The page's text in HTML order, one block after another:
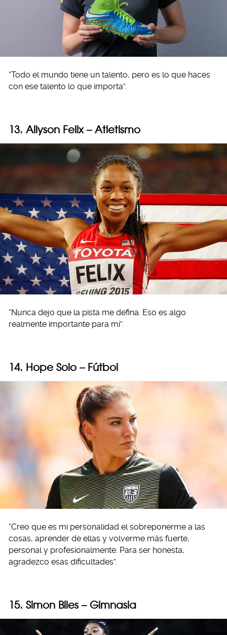
“Todo el mundo tiene un talento, pero es lo que haces
con ese talento lo que importa”.
13. Allyson Felix – Atletismo
“Nunca dejo que la pista me defina. Eso es algo
realmente importante para mí”.
14. Hope Solo – Fútbol
“Creo que es mi personalidad el sobreponerme a las
cosas, aprender de ellas y volverme más fuerte,
personal y profesionalmente. Para ser honesta,
agradezco esas dificultades”.
15. Simon Biles – Gimnasia